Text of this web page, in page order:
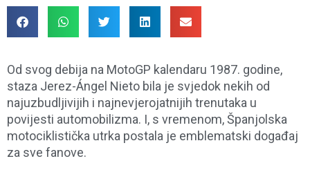
Od svog debija na MotoGP kalendaru 1987. godine,
staza Jerez-Ángel Nieto bila je svjedok nekih od
najuzbudljivijih i najnevjerojatnijih trenutaka u
povijesti automobilizma. I, s vremenom, Španjolska
motociklistička utrka postala je emblematski događaj
za sve fanove.